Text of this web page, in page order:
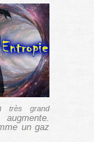
très grand
un gaz